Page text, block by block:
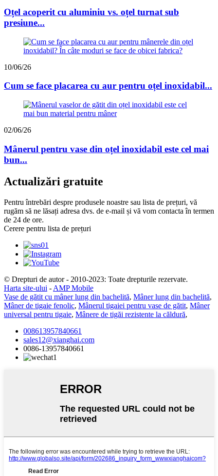
Oțel acoperit cu aluminiu vs. oțel turnat sub
presiune...
10/06/26
Cum se face placarea cu aur pentru oțel inoxidabil...
02/06/26
Mânerul pentru vase din oțel inoxidabil este cel mai
bun...
Actualizări gratuite
Pentru întrebări despre produsele noastre sau lista de prețuri, vă
rugăm să ne lăsați adresa dvs. de e-mail și vă vom contacta în termen
de 24 de ore.
Cerere pentru lista de prețuri
© Drepturi de autor - 2010-2023: Toate drepturile rezervate.
Harta site-ului - AMP Mobile
Vase de gătit cu mâner lung din bachelită, Mâner lung din bachelită,
Mâner de tigaie fenolic, Mânerul tigaiei pentru vase de gătit, Mâner
universal pentru tigaie, Mânere de tigăi rezistente la căldură,
008613957840661
sales12@xianghai.com
0086-13957840661